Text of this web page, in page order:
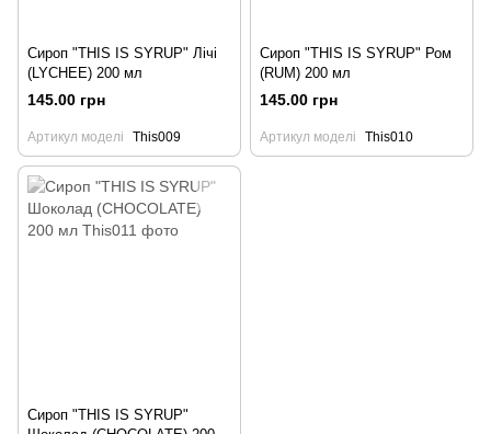
Сироп "THIS IS SYRUP" Лічі
(LYCHEE) 200 мл
145.00 грн
Артикул моделі This009
Сироп "THIS IS SYRUP" Ром
(RUM) 200 мл
145.00 грн
Артикул моделі This010
Сироп "THIS IS SYRUP"